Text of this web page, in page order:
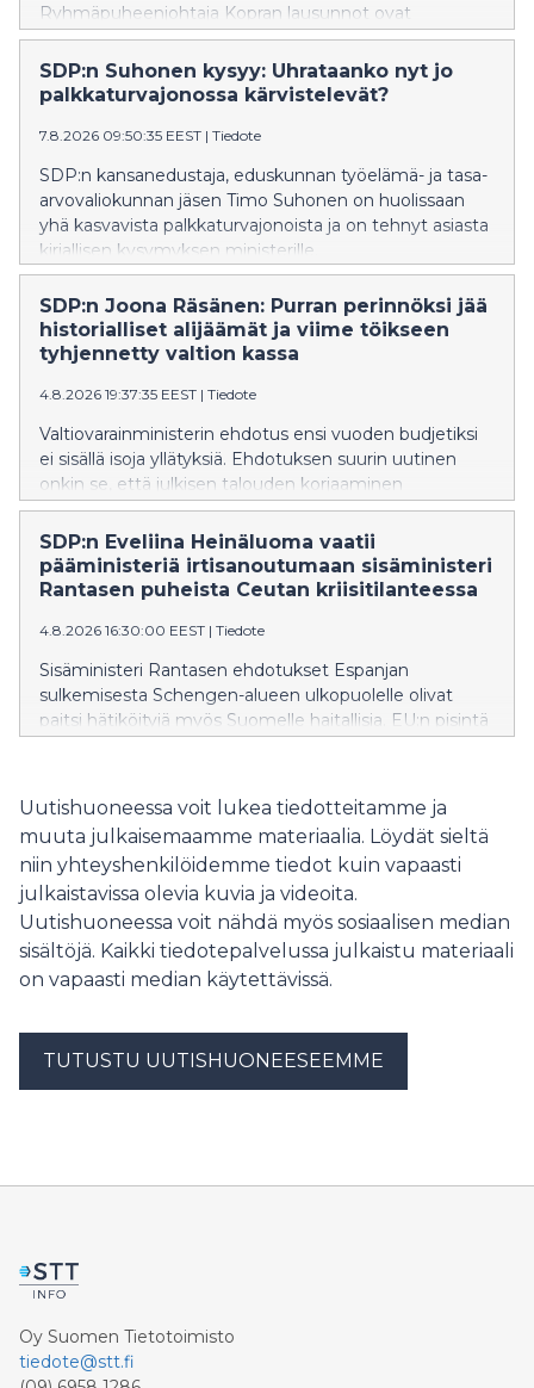
Ryhmäpuheenjohtaja Kopran lausunnot ovat
oppikirjaesimerkki siitä, miten kokoomuksen
ulkopoliittinen värisuora aiheuttaa vauhtisokeutta, joka
heikentää Suomen turvallisuutta, SDP:n Tuppurainen
SDP:n Suhonen kysyy: Uhrataanko nyt jo
palkkaturvajonossa kärvistelevät?
7.8.2026 09:50:35 EEST | Tiedote
SDP:n kansanedustaja, eduskunnan työelämä- ja tasa-
arvovaliokunnan jäsen Timo Suhonen on huolissaan
yhä kasvavista palkkaturvajonoista ja on tehnyt asiasta
kirjallisen kysymyksen ministerille.
SDP:n Joona Räsänen: Purran perinnöksi jää
historialliset alijäämät ja viime töikseen
tyhjennetty valtion kassa
4.8.2026 19:37:35 EEST | Tiedote
Valtiovarainministerin ehdotus ensi vuoden budjetiksi
ei sisällä isoja yllätyksiä. Ehdotuksen suurin uutinen
onkin se, että julkisen talouden korjaaminen
työnnetään seuraavan hallituksen syliin, SDP:n Joona
Räsänen toteaa.
SDP:n Eveliina Heinäluoma vaatii
pääministeriä irtisanoutumaan sisäministeri
Rantasen puheista Ceutan kriisitilanteessa
4.8.2026 16:30:00 EEST | Tiedote
Sisäministeri Rantasen ehdotukset Espanjan
sulkemisesta Schengen-alueen ulkopuolelle olivat
paitsi hätiköityjä myös Suomelle haitallisia. EU:n pisintä
rajaturvallisuuden vaikeissa oloissa.
Uutishuoneessa voit lukea tiedotteitamme ja
muuta julkaisemaamme materiaalia. Löydät sieltä
niin yhteyshenkilöidemme tiedot kuin vapaasti
julkaistavissa olevia kuvia ja videoita.
Uutishuoneessa voit nähdä myös sosiaalisen median
sisältöjä. Kaikki tiedotepalvelussa julkaistu materiaali
on vapaasti median käytettävissä.
TUTUSTU UUTISHUONEESEEMME
Oy Suomen Tietotoimisto
tiedote@stt.fi